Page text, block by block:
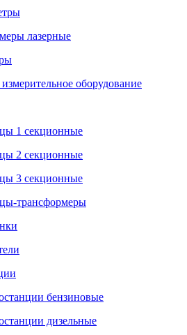
лазерные
оборудование
1 секционные
2 секционные
3 секционные
трансформеры
бензиновые
дизельные